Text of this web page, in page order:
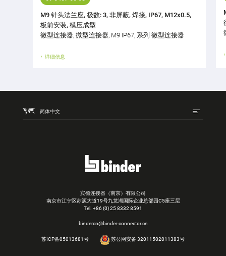
M9 针头法兰座, 极数: 3, 非屏蔽, 焊接, IP67, M12x0.5,
板前安装, 模压成型
微型连接器, 微型连接器, M9 IP67, 系列 微型连接器
详细信息
简体中文
宾德连接器（南京）有限公司
南京市江宁区苏源大道19号九龙湖国际企业总部园C5座三层
Tel. +86 (0) 25 8332 8591
bindercn@binder-connector.cn
苏ICP备05013681号 苏公网安备 32011502011383号